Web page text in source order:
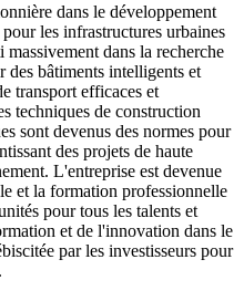
dans le développement
les infrastructures urbaines
dans la recherche
des bâtiments intelligents et
transport efficaces et
techniques de construction
sont devenus des normes pour
des projets de haute
L'entreprise est devenue
et la formation professionnelle
pour tous les talents et
et de l'innovation dans le
par les investisseurs pour